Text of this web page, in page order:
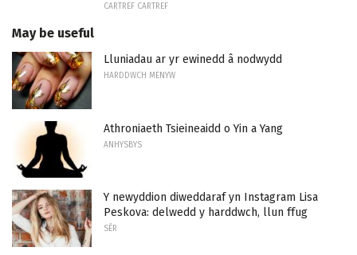
CARTREF CARTREF
May be useful
Lluniadau ar yr ewinedd â nodwydd
HARDDWCH MENYW
Athroniaeth Tsieineaidd o Yin a Yang
ANHYSBYS
Y newyddion diweddaraf yn Instagram Lisa
Peskova: delwedd y harddwch, llun ffug
SÊR